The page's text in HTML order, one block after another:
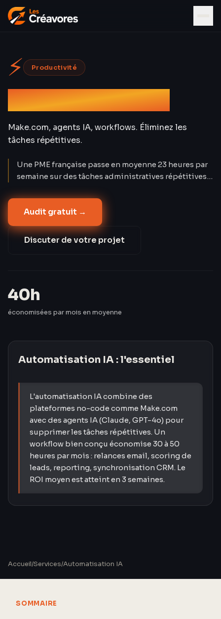
⚡ Productivité
Automatisation IA
Make.com, agents IA, workflows. Éliminez les
tâches répétitives.
Une PME française passe en moyenne 23 heures par
semaine sur des tâches administratives répétitives
temps de 67 %. Nos 18 clients B2B économisent 40
h/mois en moyenne — l'équivalent d'un quart-temps
salarié, pour un investissement amorti en 3
semaines.
Audit gratuit →
Discuter de votre projet
40h
économisées par mois en moyenne
Automatisation IA : l'essentiel
L'automatisation IA combine des
plateformes no-code comme Make.com
avec des agents IA (Claude, GPT-4o) pour
supprimer les tâches répétitives. Un
workflow bien conçu économise 30 à 50
heures par mois : relances email, scoring de
leads, reporting, synchronisation CRM. Le
ROI moyen est atteint en 3 semaines.
Accueil/Services/Automatisation IA
SOMMAIRE